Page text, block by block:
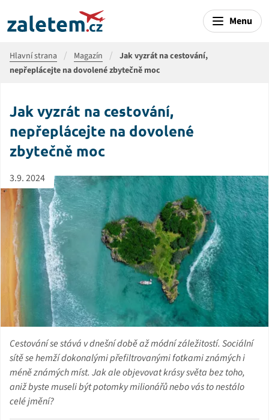
Menu
Hlavní strana Magazín
Jak vyzrát na cestování,
nepřeplácejte na dovolené zbytečně moc
Jak vyzrát na cestování,
nepřeplácejte na dovolené
zbytečně moc
3.9. 2024
Cestování se stává v dnešní době až módní záležitostí. Sociální
sítě se hemží dokonalými přefiltrovanými fotkami známých i
méně známých míst. Jak ale objevovat krásy světa bez toho,
aniž byste museli být potomky milionářů nebo vás to nestálo
celé jmění?